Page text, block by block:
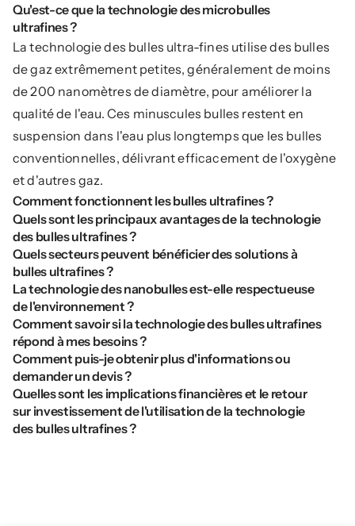
Qu'est-ce que la technologie des microbulles
ultrafines ?
La technologie des bulles ultra-fines utilise des bulles
de gaz extrêmement petites, généralement de moins
de 200 nanomètres de diamètre, pour améliorer la
qualité de l'eau. Ces minuscules bulles restent en
suspension dans l'eau plus longtemps que les bulles
conventionnelles, délivrant efficacement de l'oxygène
et d'autres gaz.
Comment fonctionnent les bulles ultrafines ?
Quels sont les principaux avantages de la technologie
des bulles ultrafines ?
Quels secteurs peuvent bénéficier des solutions à
bulles ultrafines ?
La technologie des nanobulles est-elle respectueuse
de l'environnement ?
Comment savoir si la technologie des bulles ultrafines
répond à mes besoins ?
Comment puis-je obtenir plus d'informations ou
demander un devis ?
Quelles sont les implications financières et le retour
sur investissement de l'utilisation de la technologie
des bulles ultrafines ?